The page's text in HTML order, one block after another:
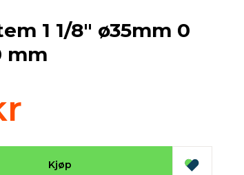
1 1/8" ø35mm 0
mm
Kjøp